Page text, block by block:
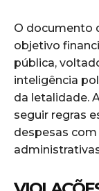
O documento
objetivo
pública,
inteligência
da letalidade.
seguir regras
despesas